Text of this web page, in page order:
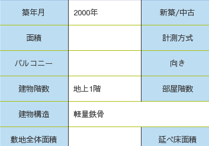
築年月 2000年 新築/中古
面積 計測方式
バルコニー 向き
建物階数 地上1階 部屋階数
建物構造 軽量鉄骨
敷地全体面積 延べ床面積